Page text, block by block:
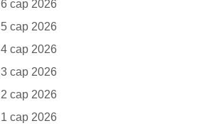
6 сар 2026
5 сар 2026
4 сар 2026
3 сар 2026
2 сар 2026
1 сар 2026